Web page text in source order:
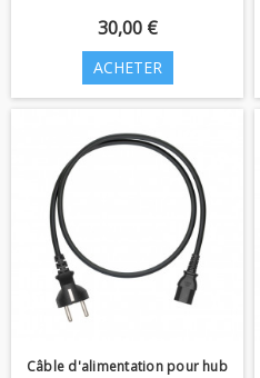
30,00 €
ACHETER
Câble d'alimentation pour hub